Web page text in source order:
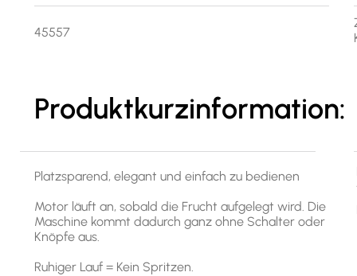
45557
Produktkurzinformation:
Platzsparend, elegant und einfach zu bedienen
Motor läuft an, sobald die Frucht aufgelegt wird. Die
Maschine kommt dadurch ganz ohne Schalter oder
Knöpfe aus.
Ruhiger Lauf = Kein Spritzen.